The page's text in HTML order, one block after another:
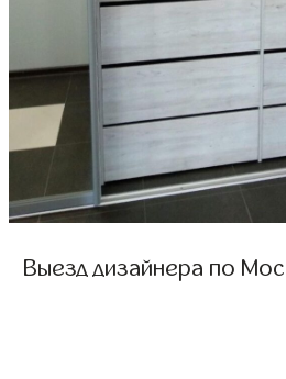
Выезд дизайнера по